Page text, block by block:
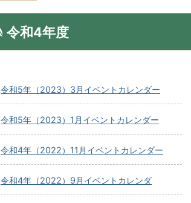
令和4年度
令和5年（2023）3月イベントカレンダー
令和5年（2023）1月イベントカレンダー
令和4年（2022）11月イベントカレンダー
令和4年（2022）9月イベントカレンダ